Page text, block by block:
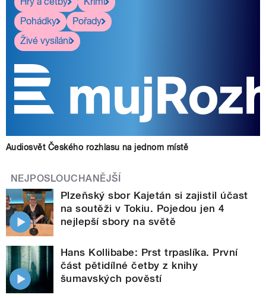
Pohádky
Pořady
Živé vysílání
Audiosvět Českého rozhlasu na jednom místě
NEJPOSLOUCHANĚJŠÍ
Plzeňský sbor Kajetán si zajistil účast
na soutěži v Tokiu. Pojedou jen 4
nejlepší sbory na světě
Hans Kollibabe: Prst trpaslíka. První
část pětidílné četby z knihy
šumavských pověstí